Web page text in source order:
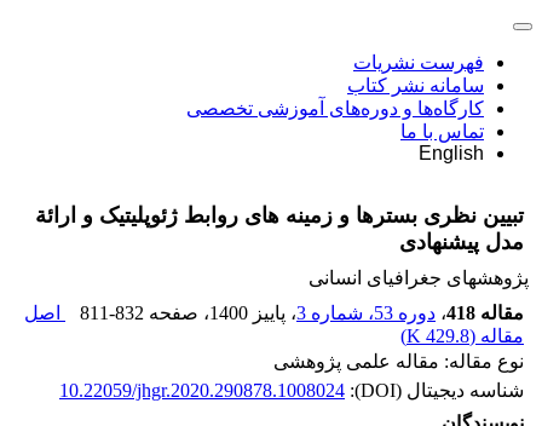
فهرست نشریات
سامانه نشر کتاب
کارگاه‌ها و دوره‌های آموزشی تخصصی
تماس با ما
English
تبیین نظری بسترها و زمینه ‏های روابط ژئوپلیتیک و ارائة
مدل پیشنهادی
پژوهشهای جغرافیای انسانی
مقاله 418
، دوره 53، شماره 3 ، پاییز 1400 ، صفحه 811-832
اصل
مقاله (429.8 K
)
نوع مقاله: مقاله علمی پژوهشی
شناسه دیجیتال (DOI):
10.22059/jhgr.2020.290878.1008024